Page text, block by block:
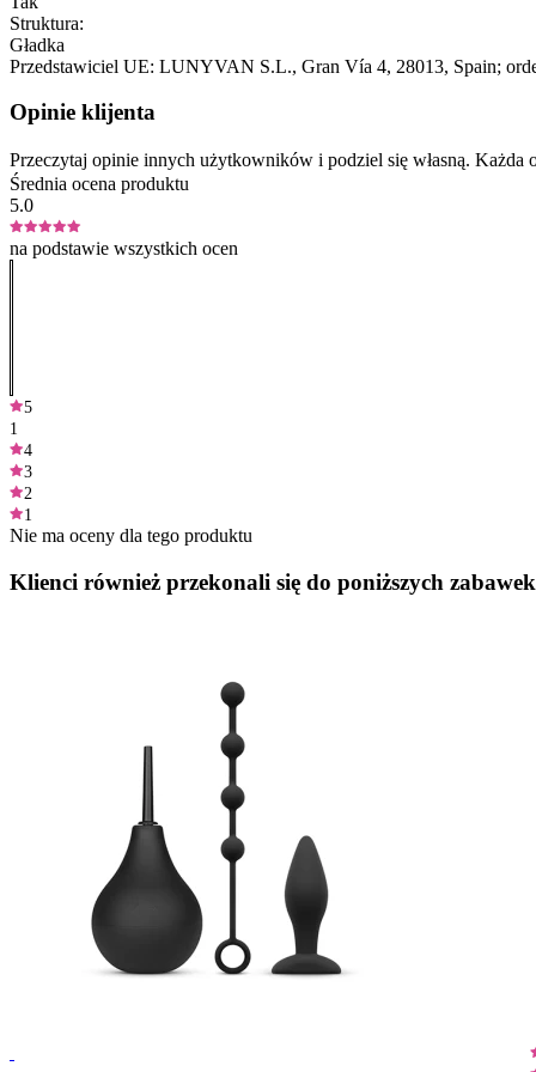
Struktura:
Gładka
Przedstawiciel UE: LUNYVAN S.L., Gran Vía 4, 28013, Spain;
Opinie klijenta
Przeczytaj opinie innych użytkowników i podziel się własną.
Średnia ocena produktu
5.0
na podstawie wszystkich ocen
5
1
4
3
2
1
Nie ma oceny dla tego produktu
Klienci również przekonali się do poniższych